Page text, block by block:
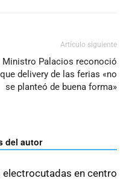
Artículo siguiente
Ministro Palacios reconoció
que delivery de las ferias «no
se planteó de buena forma»
del autor
electrocutadas en centro